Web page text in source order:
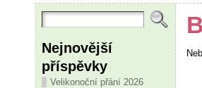
Nejnovější
příspěvky
Velikonoční přání 2026